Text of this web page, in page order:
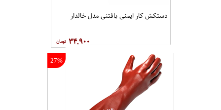
دستکش کار ایمنی بافتنی مدل خالدار
۳۴,۹۰۰
27%